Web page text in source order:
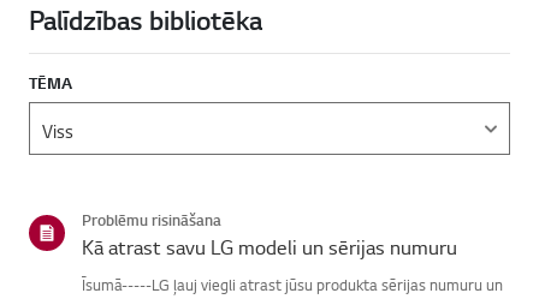
Palīdzības bibliotēka
TĒMA
Problēmu risināšana
Kā atrast savu LG modeli un sērijas numuru
Īsumā-----LG ļauj viegli atrast jūsu produkta sērijas numuru un